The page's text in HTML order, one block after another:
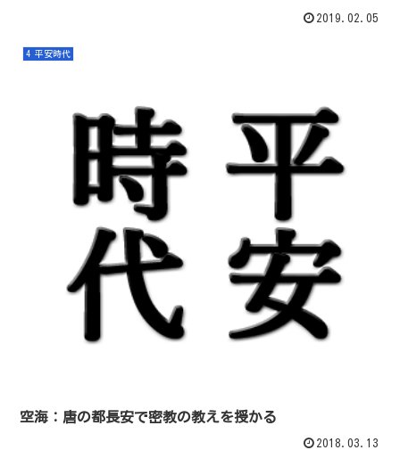
2019.02.05
4 平安時代
空海：唐の都長安で密教の教えを授かる
2018.03.13